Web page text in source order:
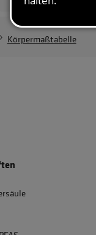
Körpermaßtabelle